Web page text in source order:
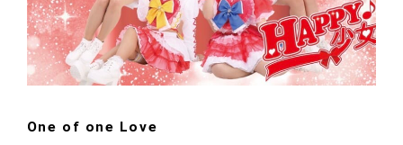
One of one Love